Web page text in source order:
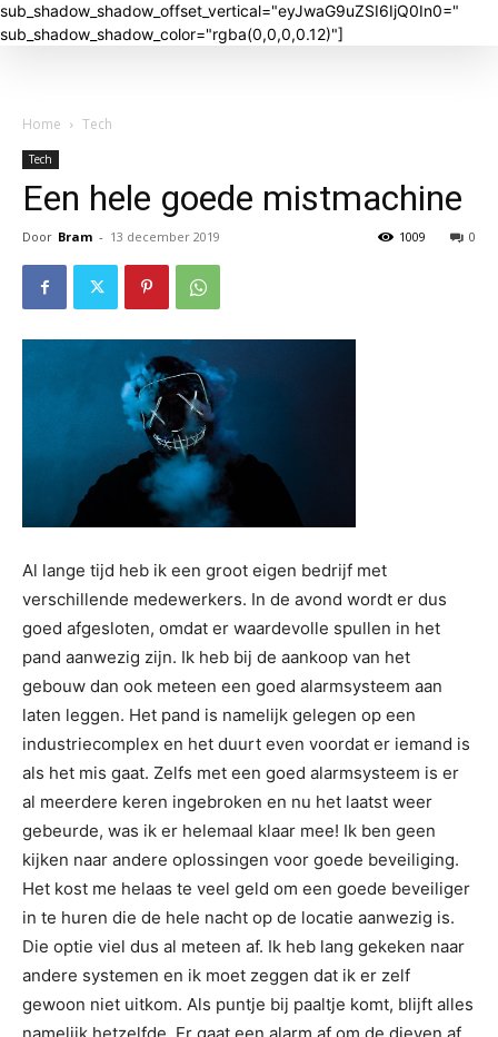
sub_shadow_shadow_offset_vertical="eyJwaG9uZSI6IjQ0In0="
sub_shadow_shadow_color="rgba(0,0,0,0.12)"]
Home Tech
Tech
Een hele goede mistmachine
Door Bram - 13 december 2019 0
1009
Al lange tijd heb ik een groot eigen bedrijf met
verschillende medewerkers. In de avond wordt er dus
goed afgesloten, omdat er waardevolle spullen in het
pand aanwezig zijn. Ik heb bij de aankoop van het
gebouw dan ook meteen een goed alarmsysteem aan
laten leggen. Het pand is namelijk gelegen op een
industriecomplex en het duurt even voordat er iemand is
als het mis gaat. Zelfs met een goed alarmsysteem is er
al meerdere keren ingebroken en nu het laatst weer
gebeurde, was ik er helemaal klaar mee! Ik ben geen
kijken naar andere oplossingen voor goede beveiliging.
Het kost me helaas te veel geld om een goede beveiliger
in te huren die de hele nacht op de locatie aanwezig is.
Die optie viel dus al meteen af. Ik heb lang gekeken naar
andere systemen en ik moet zeggen dat ik er zelf
gewoon niet uitkom. Als puntje bij paaltje komt, blijft alles
namelijk hetzelfde. Er gaat een alarm af om de dieven af